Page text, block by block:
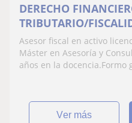
DERECHO
TRIBUTARIO/
EMPRESARIAL/
Asesor fiscal en activo
Máster en Asesoría y
años en la docencia.Formo
ver más